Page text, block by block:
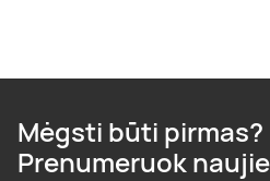
Mėgsti būti pirmas?
Prenumeruok